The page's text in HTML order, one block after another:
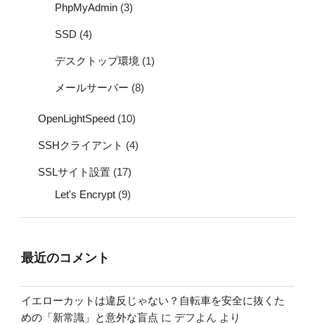
PhpMyAdmin (3)
SSD (4)
デスクトップ環境 (1)
メールサーバー (8)
OpenLightSpeed (10)
SSHクライアント (4)
SSLサイト設置 (17)
Let's Encrypt (9)
最近のコメント
イエローカットは違反じゃない？自転車を安全に抜くた
めの「新常識」と意外な盲点 に デフよん より